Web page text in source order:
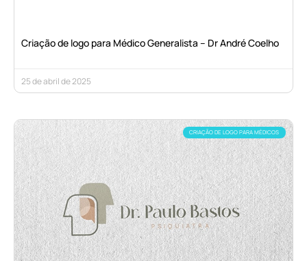
Criação de logo para Médico Generalista – Dr André Coelho
25 de abril de 2025
CRIAÇÃO DE LOGO PARA MÉDICOS